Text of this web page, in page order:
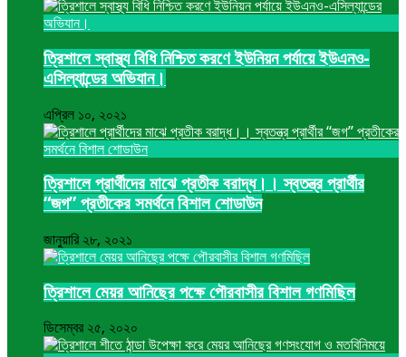
ত্রিশালে স্বাস্থ্য বিধি নিশ্চিত করণে ইউনিয়ন পর্যায়ে ইউএনও-
এসিল্যান্ডের অভিযান।
এপ্রিল ১০, ২০২১
ত্রিশালে প্রার্থীদের মাঝে প্রতীক বরাদ্ধ।। স্বতন্ত্র প্রার্থীর
“জগ” প্রতীকের সমর্থনে বিশাল শোডাউন
জানুয়ারি ২৮, ২০২১
ত্রিশালে মেয়র আনিছের পক্ষে পৌরবাসীর বিশাল গণমিছিল
ডিসেম্বর ২৫, ২০২০